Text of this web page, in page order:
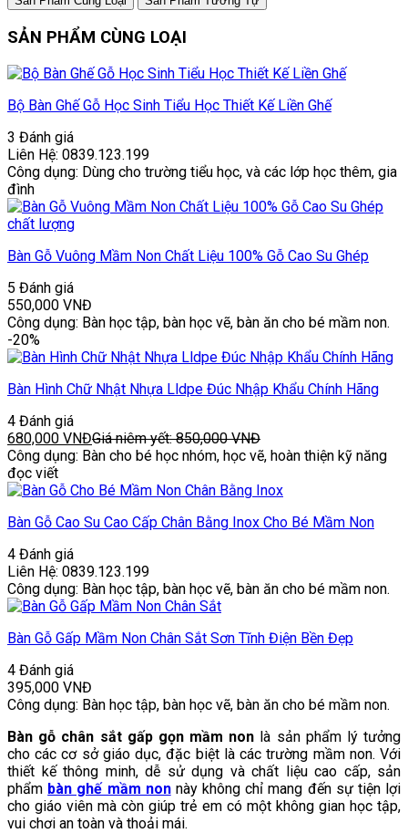
SẢN PHẨM CÙNG LOẠI
Bộ Bàn Ghế Gỗ Học Sinh Tiểu Học Thiết Kế Liền Ghế
3 Đánh giá
Liên Hệ: 0839.123.199
Công dụng: Dùng cho trường tiểu học, và các lớp học thêm, gia
đình
Bàn Gỗ Vuông Mầm Non Chất Liệu 100% Gỗ Cao Su Ghép
5 Đánh giá
550,000 VNĐ
Công dụng: Bàn học tập, bàn học vẽ, bàn ăn cho bé mầm non.
-20%
Bàn Hình Chữ Nhật Nhựa Lldpe Đúc Nhập Khẩu Chính Hãng
4 Đánh giá
680,000 VNĐGiá niêm yết:850,000VNĐ
Công dụng: Bàn cho bé học nhóm, học vẽ, hoàn thiện kỹ năng
đọc viết
Bàn Gỗ Cao Su Cao Cấp Chân Bằng Inox Cho Bé Mầm Non
4 Đánh giá
Liên Hệ: 0839.123.199
Công dụng: Bàn học tập, bàn học vẽ, bàn ăn cho bé mầm non.
Bàn Gỗ Gấp Mầm Non Chân Sắt Sơn Tĩnh Điện Bền Đẹp
4 Đánh giá
395,000 VNĐ
Công dụng: Bàn học tập, bàn học vẽ, bàn ăn cho bé mầm non.
Bàn gỗ chân sắt gấp gọn mầm non là sản phẩm lý tưởng
cho các cơ sở giáo dục, đặc biệt là các trường mầm non. Với
thiết kế thông minh, dễ sử dụng và chất liệu cao cấp, sản
phẩm bàn ghế mầm nonnày không chỉ mang đến sự tiện lợi
cho giáo viên mà còn giúp trẻ em có một không gian học tập,
vui chơi an toàn và thoải mái.